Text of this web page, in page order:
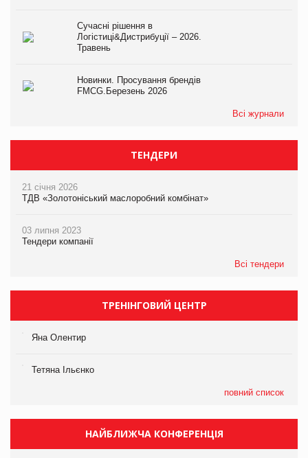
Сучасні рішення в
Логістиці&Дистрибуції – 2026.
Травень
Новинки. Просування брендів
FMCG.Березень 2026
Всі журнали
ТЕНДЕРИ
21 січня 2026
ТДВ «Золотоніський маслоробний комбінат»
03 липня 2023
Тендери компанії
Всі тендери
ТРЕНІНГОВИЙ ЦЕНТР
Яна Олентир
Тетяна Ільєнко
повний список
НАЙБЛИЖЧА КОНФЕРЕНЦІЯ